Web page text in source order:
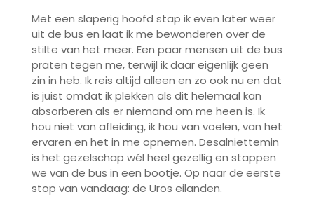
Met een slaperig hoofd stap ik even later weer
uit de bus en laat ik me bewonderen over de
stilte van het meer. Een paar mensen uit de bus
praten tegen me, terwijl ik daar eigenlijk geen
zin in heb. Ik reis altijd alleen en zo ook nu en dat
is juist omdat ik plekken als dit helemaal kan
absorberen als er niemand om me heen is. Ik
hou niet van afleiding, ik hou van voelen, van het
ervaren en het in me opnemen. Desalniettemin
is het gezelschap wél heel gezellig en stappen
we van de bus in een bootje. Op naar de eerste
stop van vandaag: de Uros eilanden.